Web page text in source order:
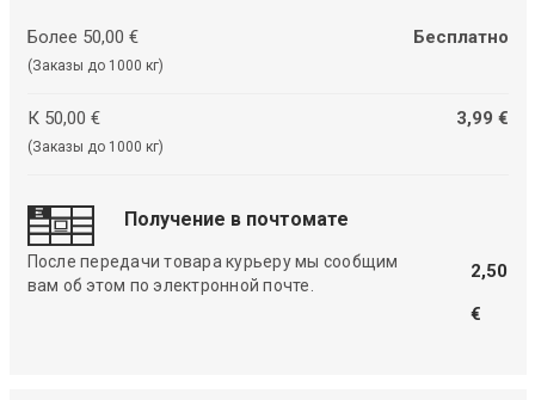
Более 50,00 €
(Заказы до 1000 кг)
Бесплатно
К 50,00 €
(Заказы до 1000 кг)
3,99 €
Получение в почтомате
После передачи товара курьеру мы сообщим
вам об этом по электронной почте.
2,50
€